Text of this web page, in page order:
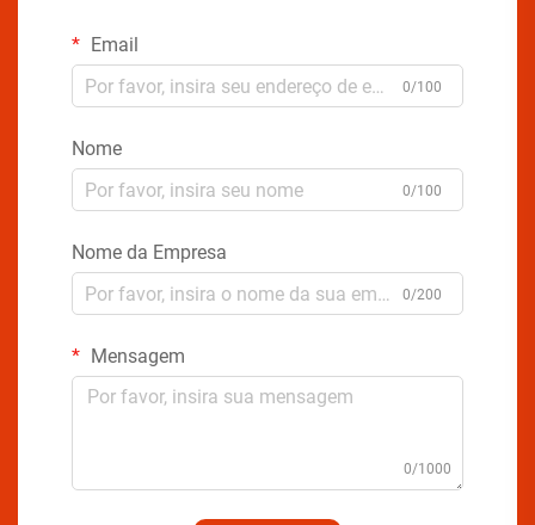
Email
0/100
Nome
0/100
Nome da Empresa
0/200
Mensagem
0/1000